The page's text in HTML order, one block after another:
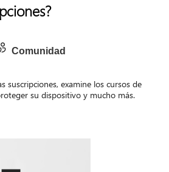
Comunidad
suscripciones, examine los cursos de
su dispositivo y mucho más.